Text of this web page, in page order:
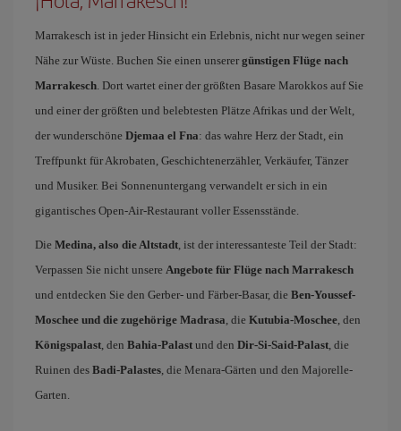
Marrakesch ist in jeder Hinsicht ein Erlebnis, nicht nur wegen seiner
Nähe zur Wüste. Buchen Sie einen unserer günstigen Flüge nach
Marrakesch. Dort wartet einer der größten Basare Marokkos auf Sie
und einer der größten und belebtesten Plätze Afrikas und der Welt,
der wunderschöne Djemaa el Fna: das wahre Herz der Stadt, ein
Treffpunkt für Akrobaten, Geschichtenerzähler, Verkäufer, Tänzer
und Musiker. Bei Sonnenuntergang verwandelt er sich in ein
gigantisches Open-Air-Restaurant voller Essensstände.
Die Medina, also die Altstadt, ist der interessanteste Teil der Stadt:
Verpassen Sie nicht unsere Angebote für Flüge nach Marrakesch
und entdecken Sie den Gerber- und Färber-Basar, die Ben-Youssef-
Moschee und die zugehörige Madrasa, die Kutubia-Moschee, den
Königspalast, den Bahia-Palast und den Dir-Si-Said-Palast, die
Ruinen des Badi-Palastes, die Menara-Gärten und den Majorelle-
Garten.